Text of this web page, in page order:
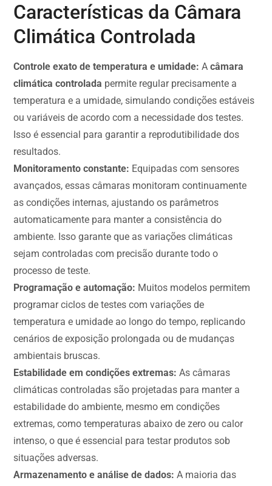
Características da Câmara
Climática Controlada
Controle exato de temperatura e umidade: Acâmara
climática controlada permite regular precisamente a
temperatura e a umidade, simulando condições estáveis
ou variáveis de acordo com a necessidade dos testes.
Isso é essencial para garantir a reprodutibilidade dos
resultados.
Monitoramento constante: Equipadas com sensores
avançados, essas câmaras monitoram continuamente
as condições internas, ajustando os parâmetros
automaticamente para manter a consistência do
ambiente. Isso garante que as variações climáticas
sejam controladas com precisão durante todo o
processo de teste.
Programação e automação: Muitos modelos permitem
programar ciclos de testes com variações de
temperatura e umidade ao longo do tempo, replicando
cenários de exposição prolongada ou de mudanças
ambientais bruscas.
Estabilidade em condições extremas: As câmaras
climáticas controladas são projetadas para manter a
estabilidade do ambiente, mesmo em condições
extremas, como temperaturas abaixo de zero ou calor
intenso, o que é essencial para testar produtos sob
situações adversas.
Armazenamento e análise de dados: A maioria das